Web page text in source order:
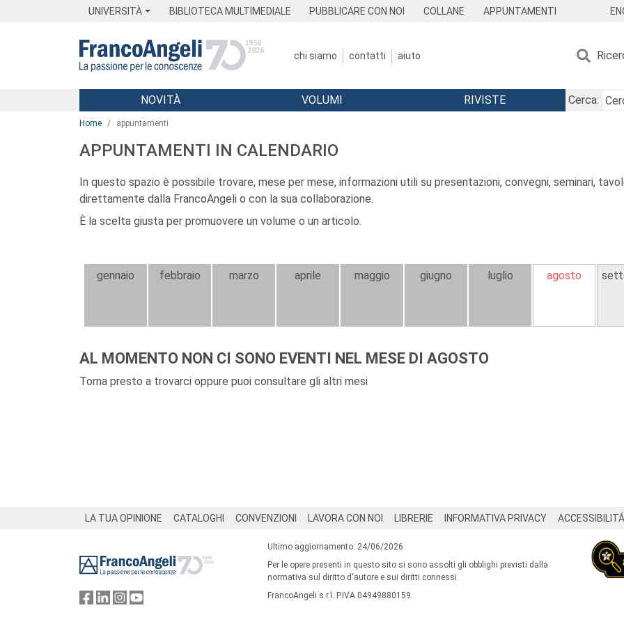
UNIVERSITÀ BIBLIOTECA MULTIMEDIALE PUBBLICARE CON NOI COLLANE APPUNTAMENTI
chi siamo contatti aiuto
Menu
NOVITÀ VOLUMI RIVISTE
Cerca:
Home appuntamenti
APPUNTAMENTI IN CALENDARIO
In questo spazio è possibile trovare, mese per mese, informazioni utili su presentazioni, convegni, seminari,
direttamente dalla FrancoAngeli o con la sua collaborazione.
È la scelta giusta per promuovere un volume o un articolo.
gennaio febbraio marzo aprile maggio giugno luglio agosto
AL MOMENTO NON CI SONO EVENTI NEL MESE DI AGOSTO
Torna presto a trovarci oppure puoi consultare gli altri mesi
LA TUA OPINIONE CATALOGHI CONVENZIONI LAVORA CON NOI LIBRERIE INFORMATIVA PRIVACY ACCESSIBILITÁ
Ultimo aggiornamento: 24/06/2026
Per le opere presenti in questo sito si sono assolti gli obblighi previsti dalla
normativa sul diritto d'autore e sui diritti connessi.
FrancoAngeli s.r.l. P.IVA 04949880159